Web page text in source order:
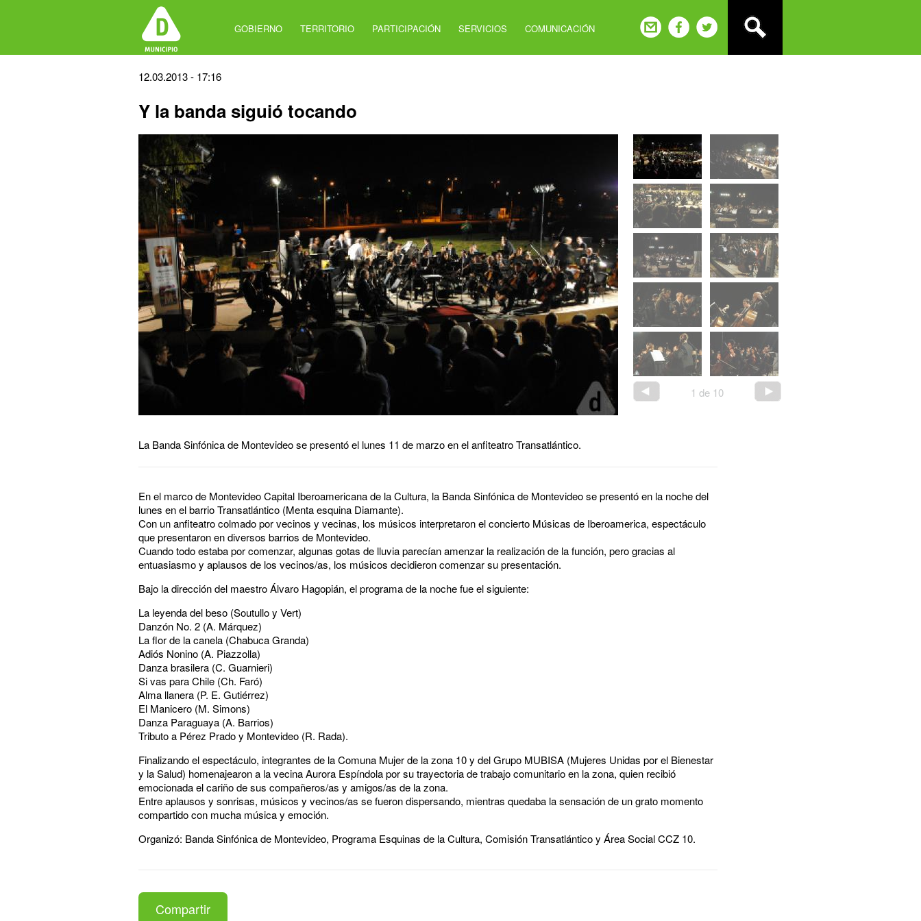
GOBIERNO TERRITORIO PARTICIPACIÓN SERVICIOS COMUNICACIÓN
Back
top
12.03.2013 - 17:16
Y la banda siguió tocando
1 de 10
La Banda Sinfónica de Montevideo se presentó el lunes 11 de marzo en el anfiteatro Transatlántico.
En el marco de Montevideo Capital Iberoamericana de la Cultura, la Banda Sinfónica de Montevideo se presentó en la noche del
lunes en el barrio Transatlántico (Menta esquina Diamante).
Con un anfiteatro colmado por vecinos y vecinas, los músicos interpretaron el concierto Músicas de Iberoamerica, espectáculo
que presentaron en diversos barrios de Montevideo.
Cuando todo estaba por comenzar, algunas gotas de lluvia parecían amenzar la realización de la función, pero gracias al
entuasiasmo y aplausos de los vecinos/as, los músicos decidieron comenzar su presentación.
Bajo la dirección del maestro Álvaro Hagopián, el programa de la noche fue el siguiente:
La leyenda del beso (Soutullo y Vert)
Danzón No. 2 (A. Márquez)
La flor de la canela (Chabuca Granda)
Adiós Nonino (A. Piazzolla)
Danza brasilera (C. Guarnieri)
Si vas para Chile (Ch. Faró)
Alma llanera (P. E. Gutiérrez)
El Manicero (M. Simons)
Danza Paraguaya (A. Barrios)
Tributo a Pérez Prado y Montevideo (R. Rada).
Finalizando el espectáculo, integrantes de la Comuna Mujer de la zona 10 y del Grupo MUBISA (Mujeres Unidas por el Bienestar
y la Salud) homenajearon a la vecina Aurora Espíndola por su trayectoria de trabajo comunitario en la zona, quien recibió
emocionada el cariño de sus compañeros/as y amigos/as de la zona.
Entre aplausos y sonrisas, músicos y vecinos/as se fueron dispersando, mientras quedaba la sensación de un grato momento
compartido con mucha música y emoción.
Organizó: Banda Sinfónica de Montevideo, Programa Esquinas de la Cultura, Comisión Transatlántico y Área Social CCZ 10.
Compartir